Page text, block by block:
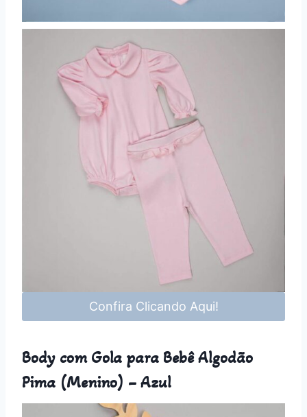
Confira Clicando Aqui!
Body com Gola para Bebê Algodão
Pima (Menino) – Azul